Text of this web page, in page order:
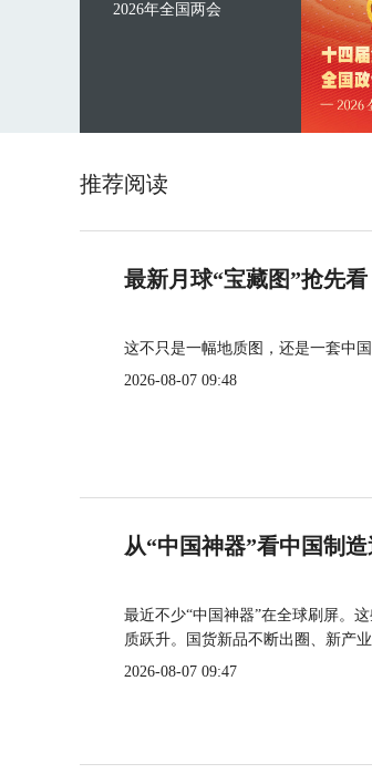
2026年全国两会
推荐阅读
最新月球“宝藏图”抢先看
这不只是一幅地质图，还是一套中国
2026-08-07 09:48
从“中国神器”看中国制
最近不少“中国神器”在全球刷屏。
质跃升。国货新品不断出圈、新产
2026-08-07 09:47